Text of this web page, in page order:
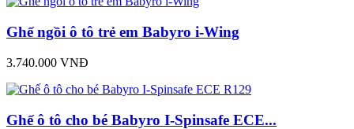
Ghế ngồi ô tô trẻ em Babyro i-Wing
3.740.000 VNĐ
Ghế ô tô cho bé Babyro I-Spinsafe ECE...